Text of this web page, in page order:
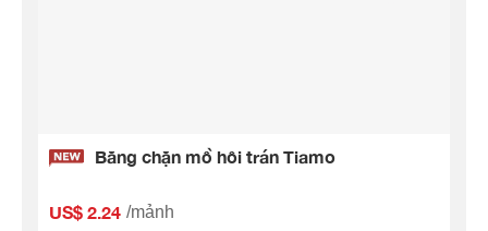
Băng chặn mồ hôi trán Tiamo
US$ 2.24 /mảnh